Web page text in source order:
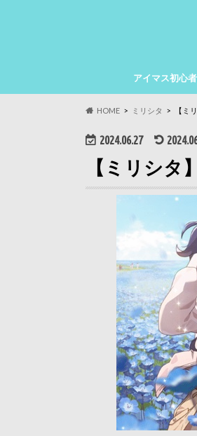
アイマス初心
HOME ミリシタ 【ミ
2024.06.27
【ミリシタ